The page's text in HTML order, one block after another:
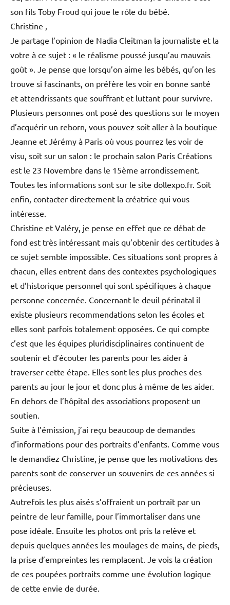
son fils Toby Froud qui joue le rôle du bébé.
Christine ,
Je partage l’opinion de Nadia Cleitman la journaliste et la
votre à ce sujet : « le réalisme poussé jusqu’au mauvais
goût ». Je pense que lorsqu’on aime les bébés, qu’on les
trouve si fascinants, on préfère les voir en bonne santé
et attendrissants que souffrant et luttant pour survivre.
Plusieurs personnes ont posé des questions sur le moyen
d’acquérir un reborn, vous pouvez soit aller à la boutique
Jeanne et Jérémy à Paris où vous pourrez les voir de
visu, soit sur un salon : le prochain salon Paris Créations
est le 23 Novembre dans le 15ème arrondissement.
Toutes les informations sont sur le site dollexpo.fr. Soit
enfin, contacter directement la créatrice qui vous
intéresse.
Christine et Valéry, je pense en effet que ce débat de
fond est très intéressant mais qu’obtenir des certitudes à
ce sujet semble impossible. Ces situations sont propres à
chacun, elles entrent dans des contextes psychologiques
et d’historique personnel qui sont spécifiques à chaque
personne concernée. Concernant le deuil périnatal il
existe plusieurs recommendations selon les écoles et
elles sont parfois totalement opposées. Ce qui compte
c’est que les équipes pluridisciplinaires continuent de
soutenir et d’écouter les parents pour les aider à
traverser cette étape. Elles sont les plus proches des
parents au jour le jour et donc plus à même de les aider.
En dehors de l’hôpital des associations proposent un
soutien.
Suite à l’émission, j’ai reçu beaucoup de demandes
d’informations pour des portraits d’enfants. Comme vous
le demandiez Christine, je pense que les motivations des
parents sont de conserver un souvenirs de ces années si
précieuses.
Autrefois les plus aisés s’offraient un portrait par un
peintre de leur famille, pour l’immortaliser dans une
pose idéale. Ensuite les photos ont pris la relève et
depuis quelques années les moulages de mains, de pieds,
la prise d’empreintes les remplacent. Je vois la création
de ces poupées portraits comme une évolution logique
de cette envie de durée.